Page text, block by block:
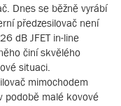
Dnes se běžně vyrábí
předzesilovač není
dB JFET in-line
činí skvělého
situaci.
mimochodem
podobě malé kovové